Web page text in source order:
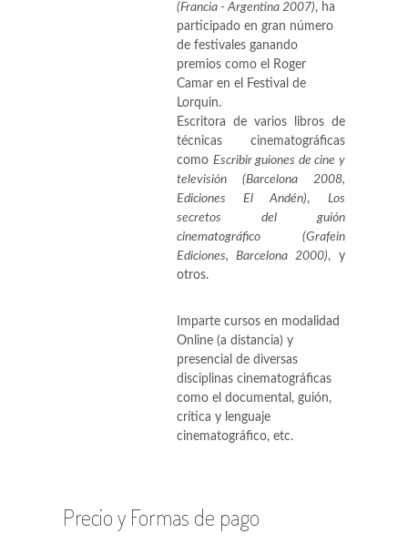
(Francia - Argentina 2007), ha
participado en gran número
de festivales ganando
premios como el Roger
Camar en el Festival de
Lorquin.
Escritora de varios libros de
técnicas cinematográficas
como Escribir guiones de cine y
televisión (Barcelona 2008,
Ediciones El Andén),Los
secretos del guión
cinematográfico (Grafein
Ediciones, Barcelona 2000), y
otros.
Imparte cursos en modalidad
Online (a distancia) y
presencial de diversas
disciplinas cinematográficas
como el documental, guión,
crítica y lenguaje
cinematográfico, etc.
Precio y Formas de pago